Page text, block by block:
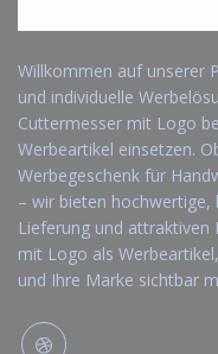
Willkommen auf unserer
und individuelle
Cuttermesser mit Logo
Werbeartikel einsetzen.
Werbegeschenk für
– wir bieten
Lieferung und attraktiven
mit Logo als
und Ihre Marke sichtbar